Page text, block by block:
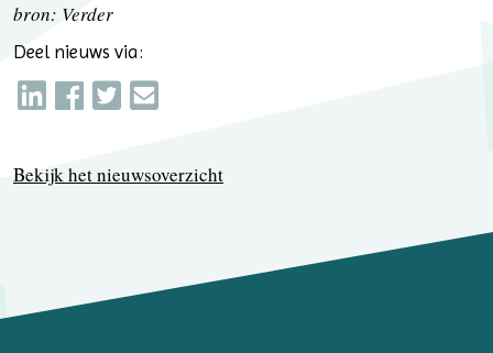
bron: Verder
Deel nieuws via:
Bekijk het nieuwsoverzicht